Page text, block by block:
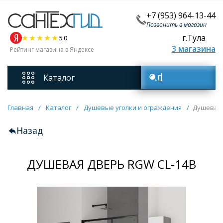
+7 (953) 964-13-44
Позвонить в магазин
5.0
Рейтинг магазина в Яндексе
г.Тула
3 магазина
Каталог
Смесители
Унитазы
Мебель для ванных комнат
Поиск товаров
Главная / Каталог / Душевые уголки и ограждения / Душевая
Назад
ДУШЕВАЯ ДВЕРЬ RGW CL-14B